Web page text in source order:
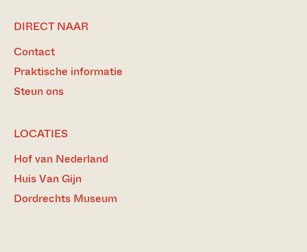
DIRECT NAAR
Contact
Praktische informatie
Steun ons
LOCATIES
Hof van Nederland
Huis Van Gijn
Dordrechts Museum